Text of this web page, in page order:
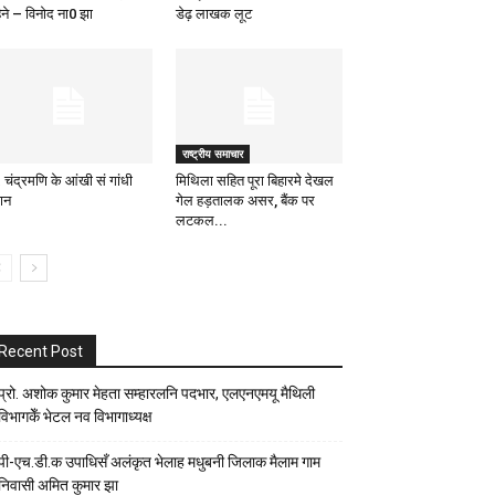
– विनोद ना0 झा
डेढ़ लाखक लूट
चंद्रमणि के आंखी सं गांधी
राष्ट्रीय समाचार
मिथिला सहित पूरा बिहारमे देखल
गेल हड़तालक असर, बैंक पर
लटकल...
Recent Post
अशोक कुमार मेहता सम्हारलनि पदभार, एलएनएमयू मैथिली
भेटल नव विभागाध्यक्ष
एच.डी.क उपाधिसँ अलंकृत भेलाह मधुबनी जिलाक मैलाम गाम
अमित कुमार झा